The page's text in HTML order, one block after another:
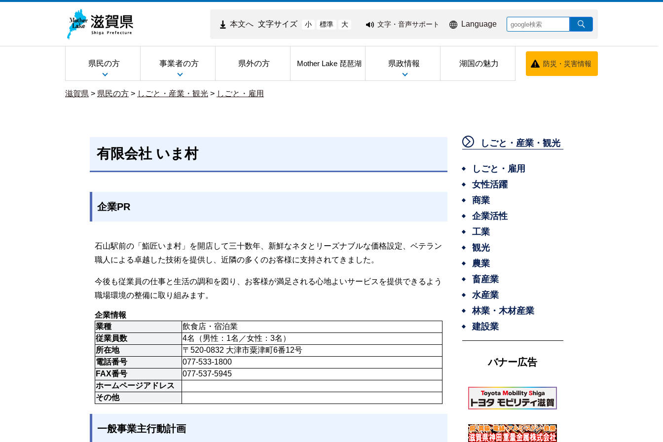
本文へ 文字サイズ 小 標準 大 文字・音声サポート Language
県民の方 事業者の方 県外の方 Mother Lake 琵琶湖 県政情報 湖国の魅力 防災・災害情報
滋賀県 > 県民の方 > しごと・産業・観光 > しごと・雇用
有限会社 いま村
企業PR
石山駅前の「鮨匠いま村」を開店して三十数年、新鮮なネタとリーズナブルな価格設定、ベテラン
職人による卓越した技術を提供し、近隣の多くのお客様に支持されてきました。
今後も従業員の仕事と生活の調和を図り、お客様が満足される心地よいサービスを提供できるよう
職場環境の整備に取り組みます。
企業情報
業種
飲食店・宿泊業
従業員数
4名（男性：1名／女性：3名）
所在地
〒520-0832 大津市粟津町6番12号
電話番号
077-533-1800
FAX番号
077-537-5945
ホームページアドレス
その他
一般事業主行動計画
しごと・産業・観光
しごと・雇用
女性活躍
商業
企業活性
工業
観光
農業
畜産業
水産業
林業・木材産業
建設業
バナー広告